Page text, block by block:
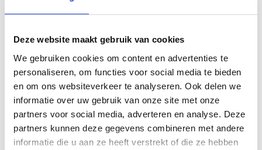
Deze website maakt gebruik van cookies
We gebruiken cookies om content en advertenties te
personaliseren, om functies voor social media te bieden
en om ons websiteverkeer te analyseren. Ook delen we
informatie over uw gebruik van onze site met onze
partners voor social media, adverteren en analyse. Deze
partners kunnen deze gegevens combineren met andere
informatie die u aan ze heeft verstrekt of die ze hebben
We ondersteunen de scholen waarmee we
samenwerken actief op dit onderwerp. Ook op zoek
naar een strategisch HR-partner voor het
onderwijs?Klik hierom te ontdekken wat we voor
jouw school kunnen betekenen.